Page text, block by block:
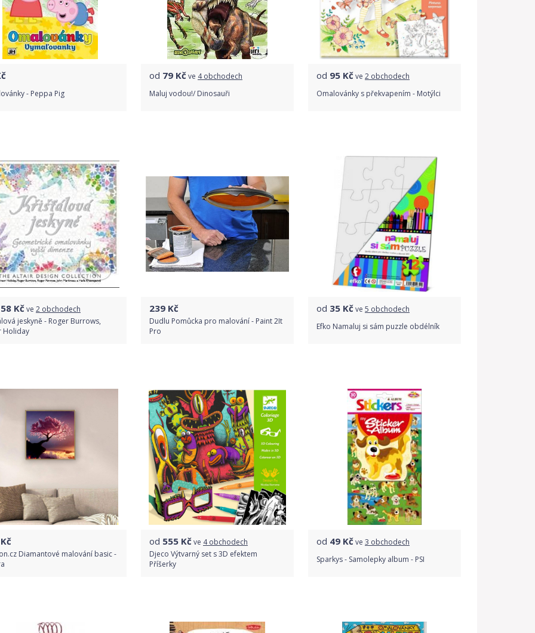
- Peppa Pig
Detail produktu
od 79 Kčve 4 obchodech
Maluj vodou!/ Dinosauři
od 95 Kčve 2 obchodech
Omalovánky s překvapením - Motýlci
Kčve 2 obchodech
jeskyně - Roger Burrows,
Holiday
239 Kč
Dudlu Pomůcka pro malování - Paint 2It
Pro
Detail produktu
od 35 Kčve 5 obchodech
Efko Namaluj si sám puzzle obdélník
Kč
Diamantové malování basic -
Detail produktu
od 555 Kčve 4 obchodech
Djeco Výtvarný set s 3D efektem
Příšerky
od 49 Kčve 3 obchodech
Sparkys - Samolepky album - PSI